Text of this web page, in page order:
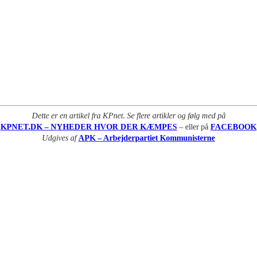
Dette er en artikel fra KPnet. Se flere artikler og følg med på
KPNET.DK – NYHEDER HVOR DER KÆMPES – eller på FACEBOOK
Udgives afAPK – Arbejderpartiet Kommunisterne